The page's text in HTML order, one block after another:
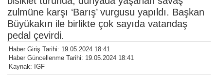
zulmüne karşı ‘Barış’ vurgusu yapıldı. Başkan
Büyükakın ile birlikte çok sayıda vatandaş
pedal çevirdi.
Haber Giriş Tarihi: 19.05.2024 18:41
Haber Güncellenme Tarihi: 19.05.2024 18:41
Kaynak: IGF